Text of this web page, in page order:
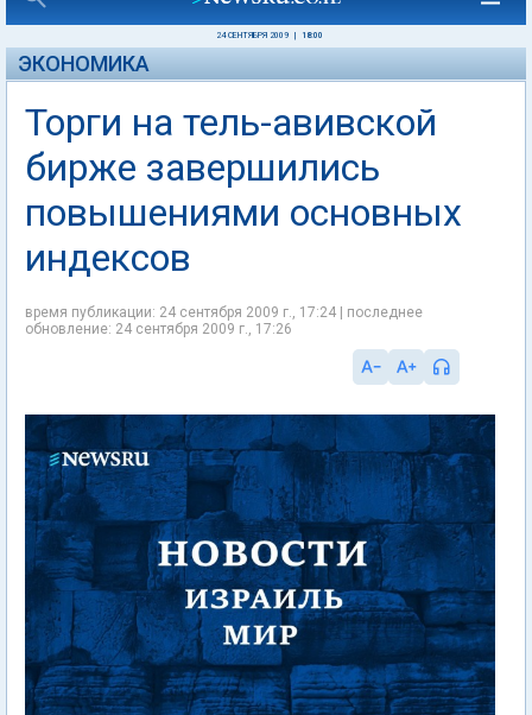
24 СЕНТЯБРЯ 2009 18:00
ЭКОНОМИКА
Торги на тель-авивской
бирже завершились
повышениями основных
индексов
время публикации: 24 сентября 2009 г., 17:24 | последнее
обновление: 24 сентября 2009 г., 17:26